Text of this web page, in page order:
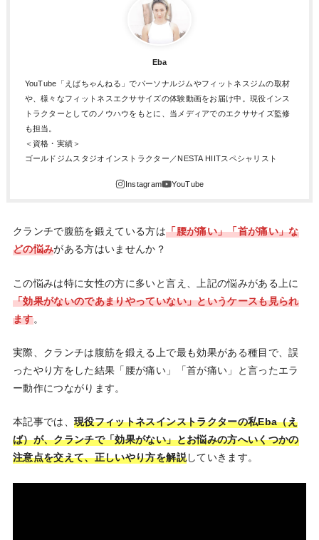
Eba
YouTube「えばちゃんねる」でパーソナルジムやフィットネスジムの取材
や、様々なフィットネスエクササイズの体験動画をお届け中。現役インス
トラクターとしてのノウハウをもとに、当メディアでのエクササイズ監修
も担当。
＜資格・実績＞
ゴールドジムスタジオインストラクター／NESTA HIITスペシャリスト
クランチで腹筋を鍛えている方は「腰が痛い」「首が痛い」な
どの悩みがある方はいませんか？
この悩みは特に女性の方に多いと言え、上記の悩みがある上に
「効果がないのであまりやっていない」というケースも見られ
ます。
実際、クランチは腹筋を鍛える上で最も効果がある種目で、誤
ったやり方をした結果「腰が痛い」「首が痛い」と言ったエラ
ー動作につながります。
本記事では、現役フィットネスインストラクターの私Eba（え
ば）が、クランチで「効果がない」とお悩みの方へいくつかの
注意点を交えて、正しいやり方を解説していきます。